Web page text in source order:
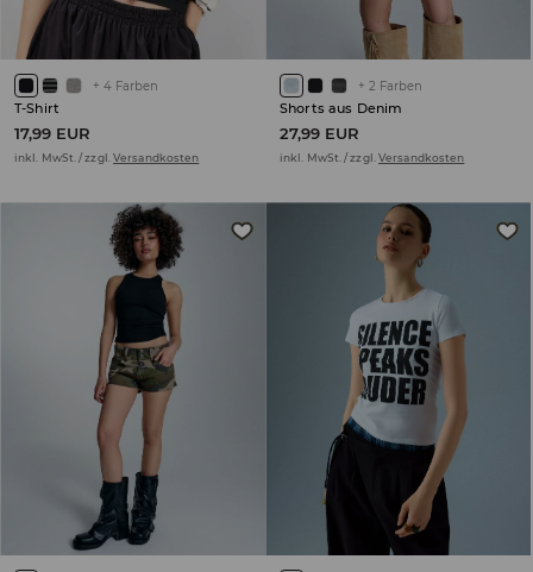
+ 4 Farben
T-Shirt
17,99 EUR
inkl. MwSt. / zzgl. Versandkosten
+ 2 Farben
Shorts aus Denim
27,99 EUR
inkl. MwSt. / zzgl. Versandkosten